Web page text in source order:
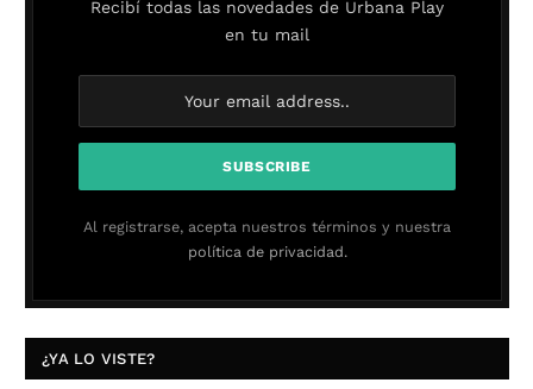
Recibí todas las novedades de Urbana Play
en tu mail
Al registrarse, acepta nuestros términos y nuestra
política de privacidad.
¿YA LO VISTE?